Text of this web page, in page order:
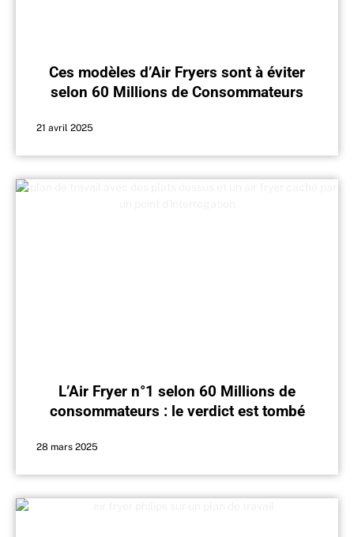
Ces modèles d’Air Fryers sont à éviter
selon 60 Millions de Consommateurs
21 avril 2025
L’Air Fryer n°1 selon 60 Millions de
consommateurs : le verdict est tombé
28 mars 2025